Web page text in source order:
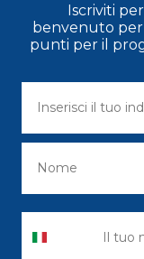
Iscriviti
benvenuto
punti per il